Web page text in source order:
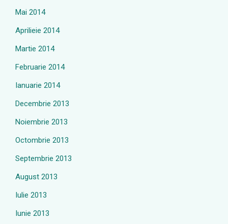
Mai 2014
Aprilieie 2014
Martie 2014
Februarie 2014
Ianuarie 2014
Decembrie 2013
Noiembrie 2013
Octombrie 2013
Septembrie 2013
August 2013
Iulie 2013
Iunie 2013